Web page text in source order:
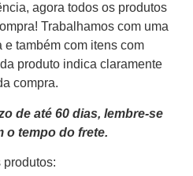
agora todos os produtos
Trabalhamos com uma
também com itens com
produto indica claramente
compra.
de até 60 dias, lembre-se
o tempo do frete.
produtos: